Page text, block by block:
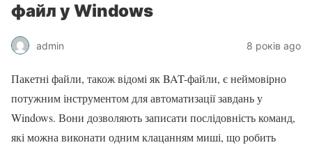
файл у Windows
admin 8 років ago
Пакетні файли, також відомі як BAT-файли, є неймовірно
потужним інструментом для автоматизації завдань у
Windows. Вони дозволяють записати послідовність команд,
які можна виконати одним клацанням миші, що робить